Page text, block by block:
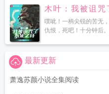
木叶：我被诅咒
噗呲！一柄尖锐的苦无
仇恨，死吧！十分钟后
最新更新
萧逸苏颜小说全集阅读